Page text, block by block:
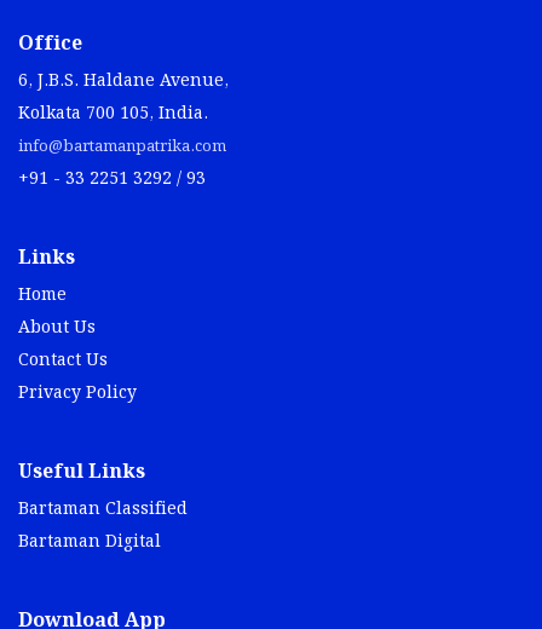
Office
6, J.B.S. Haldane Avenue,
Kolkata 700 105, India.
info@bartamanpatrika.com
+91 - 33 2251 3292 / 93
Links
Home
About Us
Contact Us
Privacy Policy
Useful Links
Bartaman Classified
Bartaman Digital
Download App